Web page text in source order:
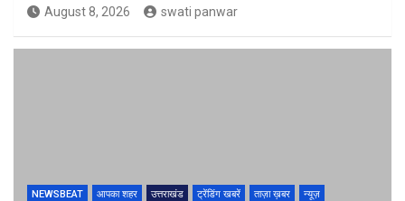
August 8, 2026 swati panwar
NEWSBEAT आपका शहर उत्तराखंड ट्रेंडिंग खबरें ताज़ा ख़बर
न्यूज़